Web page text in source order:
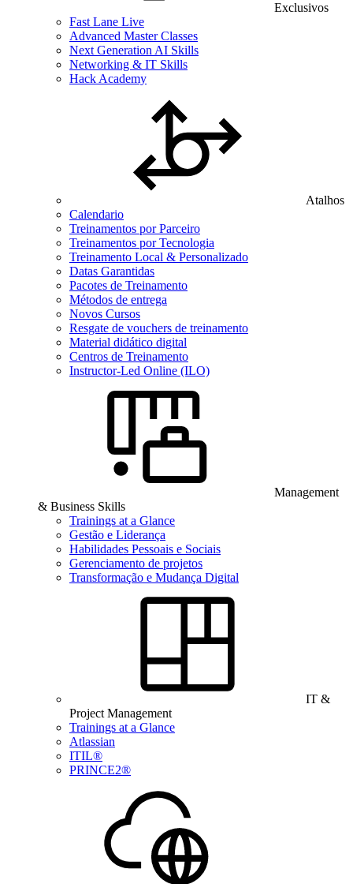
Exclusivos
Fast Lane Live
Advanced Master Classes
Next Generation AI Skills
Networking & IT Skills
Hack Academy
Atalhos
Calendario
Treinamentos por Parceiro
Treinamentos por Tecnologia
Treinamento Local & Personalizado
Datas Garantidas
Pacotes de Treinamento
Métodos de entrega
Novos Cursos
Resgate de vouchers de treinamento
Material didático digital
Centros de Treinamento
Instructor-Led Online (ILO)
Management
& Business Skills
Trainings at a Glance
Gestão e Liderança
Habilidades Pessoais e Sociais
Gerenciamento de projetos
Transformação e Mudança Digital
IT &
Project Management
Trainings at a Glance
Atlassian
ITIL®
PRINCE2®